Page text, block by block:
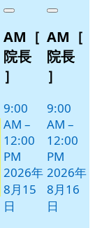
月
15
日
イ
ベ
ト)
Close
AM［
院長
］
9:00
AM –
12:00
PM
2026年
8月15
日
月
16
日
イ
Close
AM［
院長
］
9:00
AM –
12:00
PM
2026年
8月16
日